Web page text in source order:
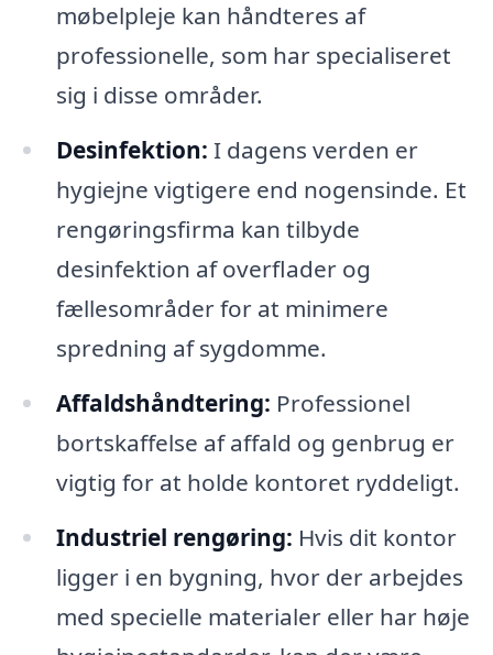
møbelpleje kan håndteres af
professionelle, som har specialiseret
sig i disse områder.
Desinfektion: I dagens verden er
hygiejne vigtigere end nogensinde. Et
rengøringsfirma kan tilbyde
desinfektion af overflader og
fællesområder for at minimere
spredning af sygdomme.
Affaldshåndtering: Professionel
bortskaffelse af affald og genbrug er
vigtig for at holde kontoret ryddeligt.
Industriel rengøring: Hvis dit kontor
ligger i en bygning, hvor der arbejdes
med specielle materialer eller har høje